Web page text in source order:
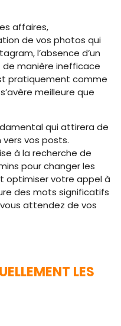
affaires,
de vos photos qui
l’absence d’un
de manière inefficace
pratiquement comme
meilleure que
qui attirera de
vos posts.
à la recherche de
pour changer les
optimiser votre appel à
des mots significatifs
attendez de vos
LES